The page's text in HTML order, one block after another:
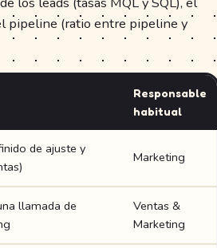
pipeline (ratio entre pipeline y
Responsable
habitual
de ajuste y
Marketing
llamada de
Ventas &
Marketing